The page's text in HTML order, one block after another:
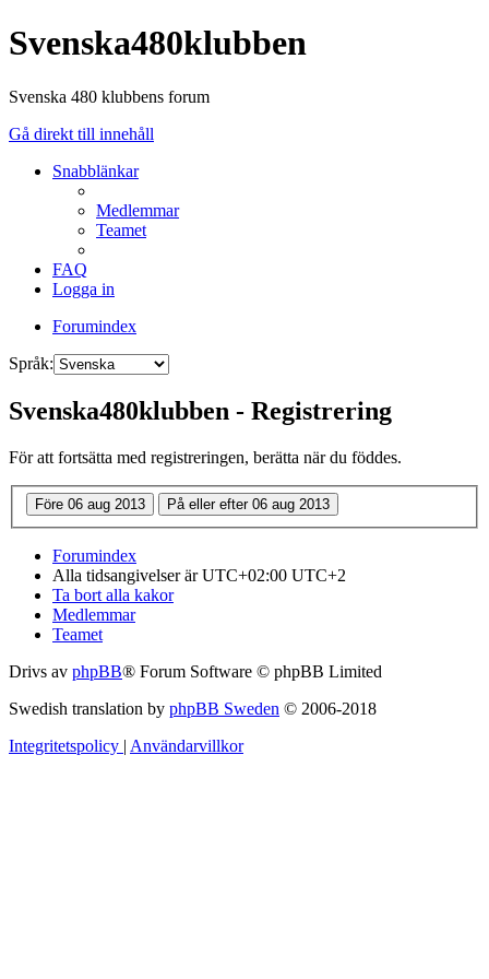
Svenska480klubben
Svenska 480 klubbens forum
Gå direkt till innehåll
Snabblänkar
Medlemmar
Teamet
FAQ
Logga in
Forumindex
Språk:
Svenska480klubben - Registrering
För att fortsätta med registreringen, berätta när du föddes.
Forumindex
Alla tidsangivelser är UTC+02:00 UTC+2
Ta bort alla kakor
Medlemmar
Teamet
Drivs av phpBB® Forum Software © phpBB Limited
Swedish translation by phpBB Sweden © 2006-2018
Integritetspolicy | Användarvillkor